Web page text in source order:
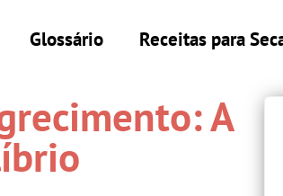
Glossário Receitas para
A